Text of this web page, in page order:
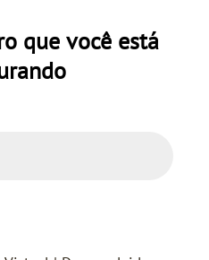
que você está